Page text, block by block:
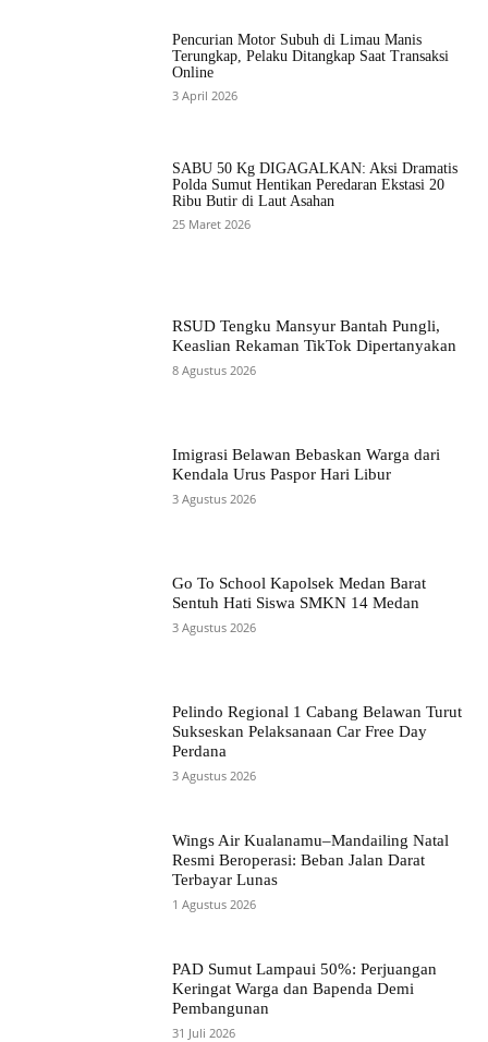
Pencurian Motor Subuh di Limau Manis
Terungkap, Pelaku Ditangkap Saat Transaksi
Online
3 April 2026
SABU 50 Kg DIGAGALKAN: Aksi Dramatis
Polda Sumut Hentikan Peredaran Ekstasi 20
Ribu Butir di Laut Asahan
25 Maret 2026
RSUD Tengku Mansyur Bantah Pungli,
Keaslian Rekaman TikTok Dipertanyakan
8 Agustus 2026
Imigrasi Belawan Bebaskan Warga dari
Kendala Urus Paspor Hari Libur
3 Agustus 2026
Go To School Kapolsek Medan Barat
Sentuh Hati Siswa SMKN 14 Medan
3 Agustus 2026
Pelindo Regional 1 Cabang Belawan Turut
Sukseskan Pelaksanaan Car Free Day
Perdana
3 Agustus 2026
Wings Air Kualanamu–Mandailing Natal
Resmi Beroperasi: Beban Jalan Darat
Terbayar Lunas
1 Agustus 2026
PAD Sumut Lampaui 50%: Perjuangan
Keringat Warga dan Bapenda Demi
Pembangunan
31 Juli 2026